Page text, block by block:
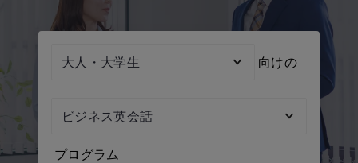
向けの
プログラム